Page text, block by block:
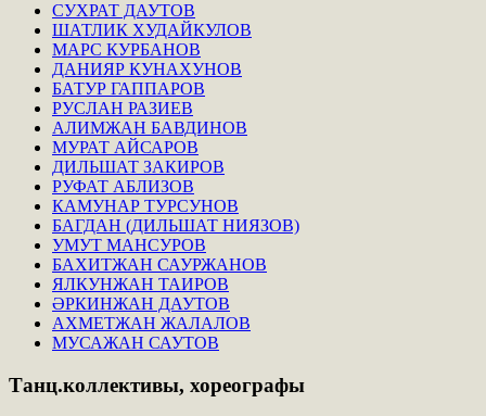
СУХРАТ ДАУТОВ
ШАТЛИК ХУДАЙКУЛОВ
МАРС КУРБАНОВ
ДАНИЯР КУНАХУНОВ
БАТУР ГАППАРОВ
РУСЛАН РАЗИЕВ
АЛИМЖАН БАВДИНОВ
МУРАТ АЙСАРОВ
ДИЛЬШАТ ЗАКИРОВ
РУФАТ АБЛИЗОВ
КАМУНАР ТУРСУНОВ
БАГДАН (ДИЛЬШАТ НИЯЗОВ)
УМУТ МАНСУРОВ
БАХИТЖАН САУРЖАНОВ
ЯЛКУНЖАН ТАИРОВ
ӘРКИНЖАН ДАУТОВ
АХМЕТЖАН ЖАЛАЛОВ
МУСАЖАН САУТОВ
Танц.коллективы, хореографы